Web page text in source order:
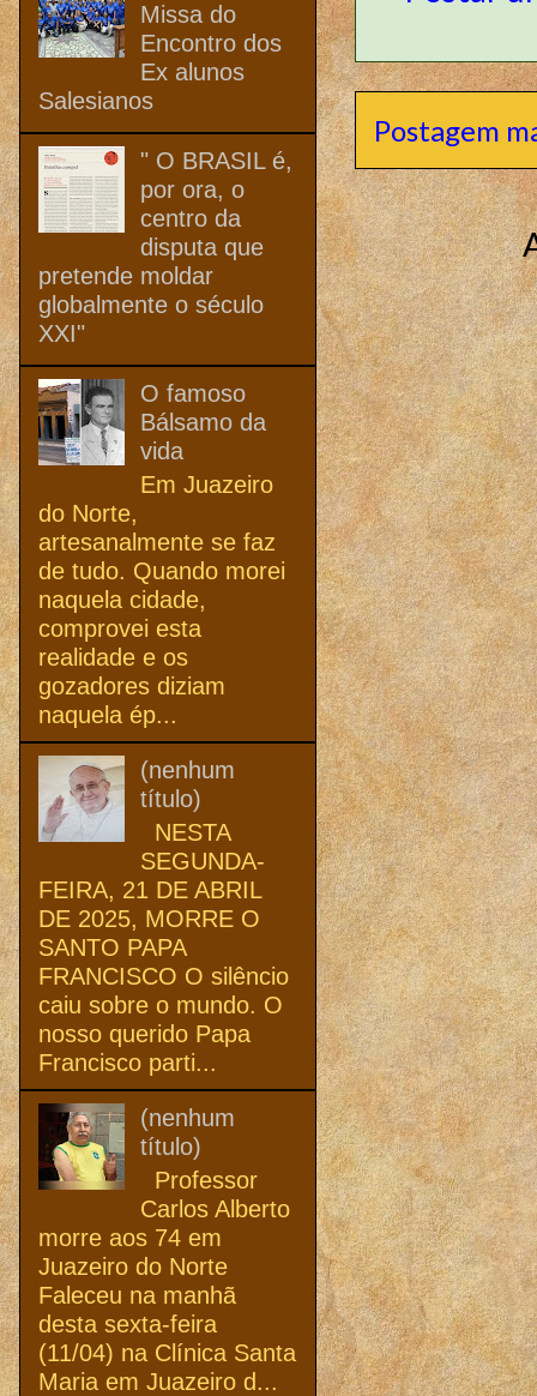
Postagem
Missa do
Encontro dos
Ex alunos
Salesianos
" O BRASIL é,
por ora, o
centro da
disputa que
pretende moldar
globalmente o século
XXI"
O famoso
Bálsamo da
vida
Em Juazeiro
do Norte,
artesanalmente se faz
de tudo. Quando morei
naquela cidade,
comprovei esta
realidade e os
gozadores diziam
naquela ép...
(nenhum
título)
NESTA
SEGUNDA-
FEIRA, 21 DE ABRIL
DE 2025, MORRE O
SANTO PAPA
FRANCISCO O silêncio
caiu sobre o mundo. O
nosso querido Papa
Francisco parti...
(nenhum
título)
Professor
Carlos Alberto
morre aos 74 em
Juazeiro do Norte
Faleceu na manhã
desta sexta-feira
(11/04) na Clínica Santa
Maria em Juazeiro d...